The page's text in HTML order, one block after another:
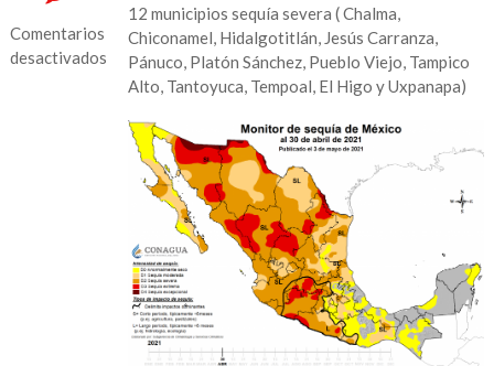
Comentarios
desactivados
12 municipios sequía severa ( Chalma,
Chiconamel, Hidalgotitlán, Jesús Carranza,
Pánuco, Platón Sánchez, Pueblo Viejo, Tampico
Alto, Tantoyuca, Tempoal, El Higo y Uxpanapa)